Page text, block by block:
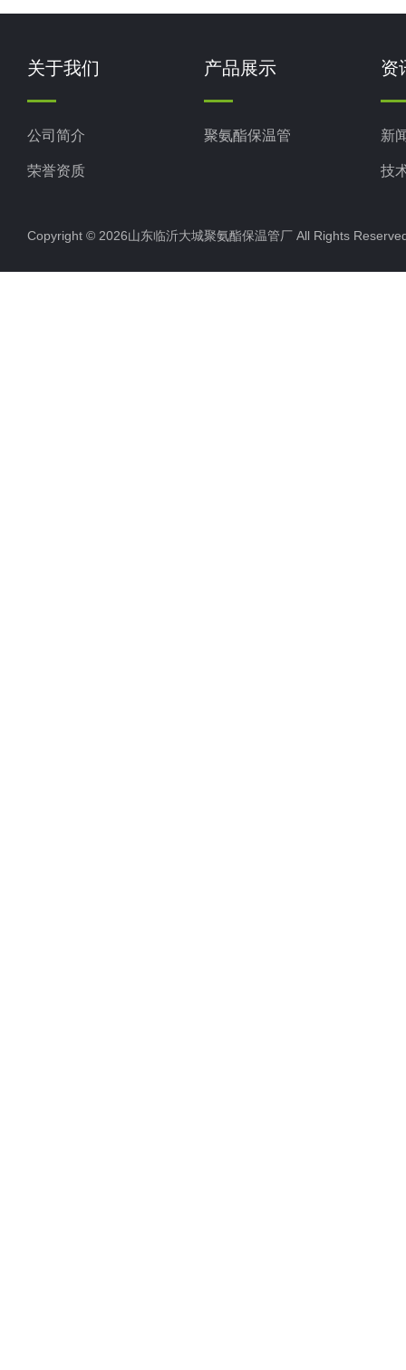
关于我们
公司简介
荣誉资质
产品展示
聚氨酯保温管
资
新
技
Copyright © 2026山东临沂大城聚氨酯保温管厂 All Rights